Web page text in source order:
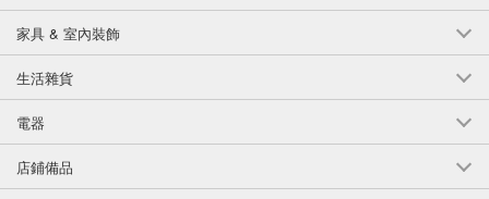
家具 & 室內裝飾
生活雜貨
電器
店鋪備品